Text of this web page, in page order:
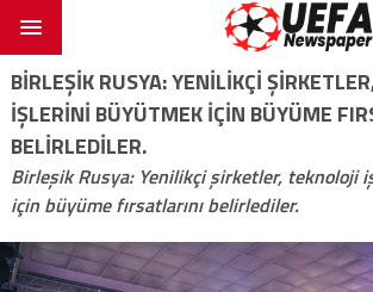
BIRLEŞIK RUSYA: YENILIKÇI
IŞLERINI BÜYÜTMEK IÇIN BÜYÜME
BELIRLEDILER.
Birleşik Rusya: Yenilikçi şirketler, teknoloji
için büyüme fırsatlarını belirlediler.